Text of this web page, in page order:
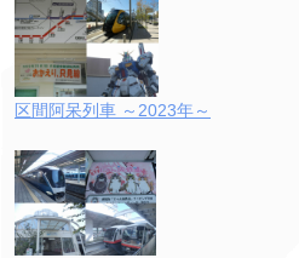
区間阿呆列車 ～2023年～